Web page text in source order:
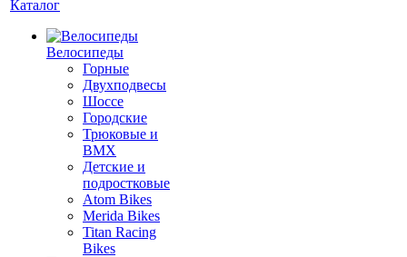
Каталог
Велосипеды
Горные
Двухподвесы
Шоссе
Городские
Трюковые и
BMX
Детские и
подростковые
Atom Bikes
Merida Bikes
Titan Racing
Bikes